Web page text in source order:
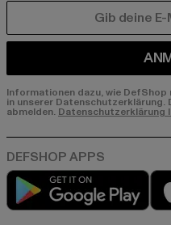
Informationen dazu, wie
in unserer
abmelden. Datenschutzerklärung